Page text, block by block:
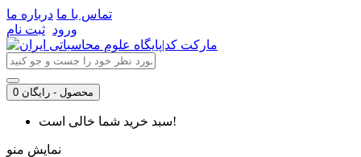
تماس با ما درباره ما
ورود ثبت نام
0 محصول - رایگان
سبد خرید شما خالی است!
نمایش منو